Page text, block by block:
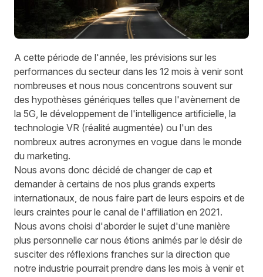
A cette période de l'année, les prévisions sur les
performances du secteur dans les 12 mois à venir sont
nombreuses et nous nous concentrons souvent sur
des hypothèses génériques telles que l'avènement de
la 5G, le développement de l'intelligence artificielle, la
technologie VR (réalité augmentée) ou l'un des
nombreux autres acronymes en vogue dans le monde
du marketing.
Nous avons donc décidé de changer de cap et
demander à certains de nos plus grands experts
internationaux, de nous faire part de leurs espoirs et de
leurs craintes pour le canal de l'affiliation en 2021.
Nous avons choisi d'aborder le sujet d'une manière
plus personnelle car nous étions animés par le désir de
susciter des réflexions franches sur la direction que
notre industrie pourrait prendre dans les mois à venir et